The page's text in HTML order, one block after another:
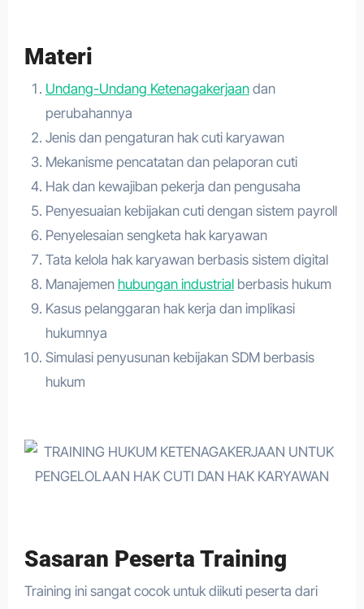
Materi
Undang-Undang Ketenagakerjaandan
perubahannya
Jenis dan pengaturan hak cuti karyawan
Mekanisme pencatatan dan pelaporan cuti
Hak dan kewajiban pekerja dan pengusaha
Penyesuaian kebijakan cuti dengan sistem payroll
Penyelesaian sengketa hak karyawan
Tata kelola hak karyawan berbasis sistem digital
Manajemen hubungan industrialberbasis hukum
Kasus pelanggaran hak kerja dan implikasi
hukumnya
Simulasi penyusunan kebijakan SDM berbasis
hukum
Sasaran Peserta Training
Training ini sangat cocok untuk diikuti peserta dari